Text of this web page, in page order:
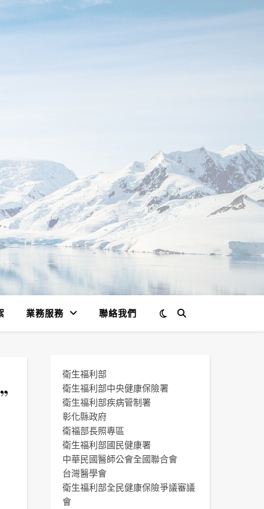
業務服務 聯絡我們
衛生福利部
衛生福利部中央健康保險署
衛生福利部疾病管制署
彰化縣政府
衛福部長照專區
衛生福利部國民健康署
中華民國醫師公會全國聯合會
台灣醫學會
衛生福利部全民健康保險爭議審議
會